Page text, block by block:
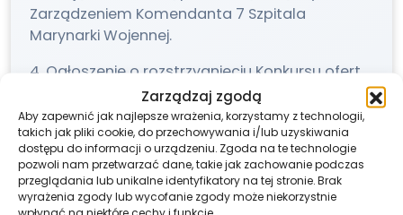
Zarządzaj zgodą
Aby zapewnić jak najlepsze wrażenia, korzystamy z technologii,
takich jak pliki cookie, do przechowywania i/lub uzyskiwania
dostępu do informacji o urządzeniu. Zgoda na te technologie
pozwoli nam przetwarzać dane, takie jak zachowanie podczas
przeglądania lub unikalne identyfikatory na tej stronie. Brak
wyrażenia zgody lub wycofanie zgody może niekorzystnie
Zarządzeniem Komendanta 7 Szpitala
Marynarki Wojennej.
4. Ogłoszenie o rozstrzygnięciu Konkursu ofert
nastąpi w miejscu i terminie podanym na
stronie internetowej 7 Szpitala Marynarki
Wojennej.
5. Udzielający zamówienia zastrzega sobie
prawo do odwołania Konkursu, także w